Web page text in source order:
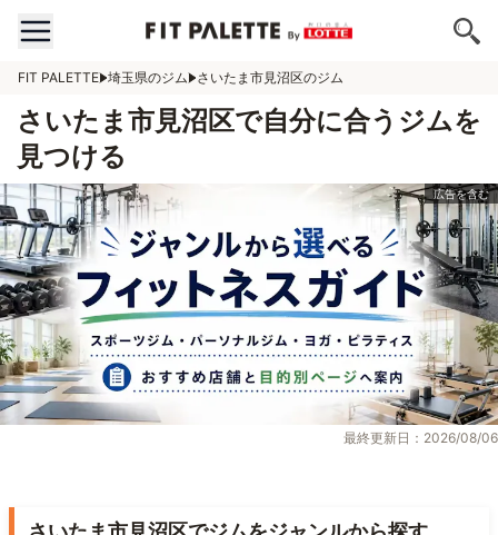
FIT PALETTE 埼玉県のジム さいたま市見沼区のジム
さいたま市見沼区で自分に合うジムを
見つける
最終更新日：2026/08/06